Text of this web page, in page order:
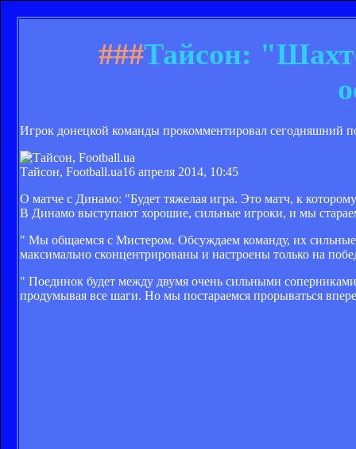
###Тайсон:
Игрок донецкой команды прокомментировал сегодняшний
Тайсон, Football.ua16 апреля 2014, 10:45
О матче с Динамо: "Будет тяжелая игра. Это матч, к
В Динамо выступают хорошие, сильные игроки, и мы
" Мы общаемся с Мистером. Обсуждаем команду, их
максимально сконцентрированы и настроены только на
" Поединок будет между двумя очень сильными
продумывая все шаги. Но мы постараемся прорываться